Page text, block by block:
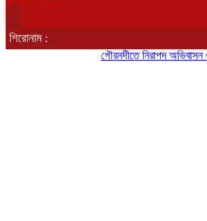
শিরোনাম :
গৌরনদীতে নিরাপদ অভিবাসন ও